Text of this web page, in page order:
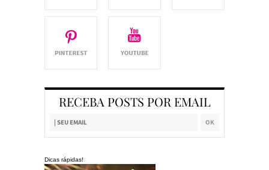
RECEBA POSTS POR EMAIL
Dicas rápidas!